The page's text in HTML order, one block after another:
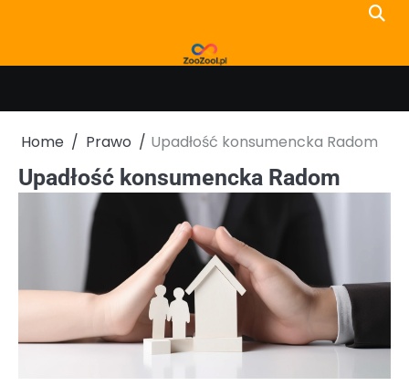
Home Prawo Upadłość konsumencka Radom
Upadłość konsumencka Radom